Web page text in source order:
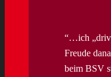
…ich
Freude
beim BSV